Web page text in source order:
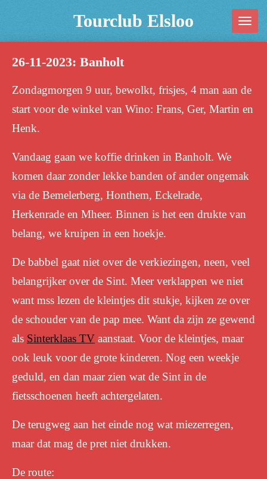
de
Tourclub Elsloo
26-11-2023: Banholt
Zondagmorgen 9 uur, bewolkt, frisjes, 4 man aan de
start voor de winkel van Wino: Frans, Ger, Martin en
Henk.
Vandaag gaan we koffie drinken in Banholt. We
komen daar zonder lekke banden of ander ongemak
via de Bemelerberg, Honthem, Eckelrade,
Herkenrade en Mheer. Binnen is het een drukte van
belang, we kruipen in een hoekje.
De babbel gaat niet over de verkiezingen, neen, veel
belangrijker over de Sint. Meer verklappen we niet
want mss lezen de kleintjes dit stukje, kijken ze over
de schouder van de pap mee. Want da zijn ze gewend
als Sinterklaas TV aanstaat. Voor de kleintjes, maar
ook leuk voor de grote kinderen. Nog een weekje
geduld, en dan maar zien wat de Sint in de
fietsschoenen heeft achtergelaten.
De terugweg aan het einde nog wat miezerregen,
maar dat mag de pret niet drukken.
De route: